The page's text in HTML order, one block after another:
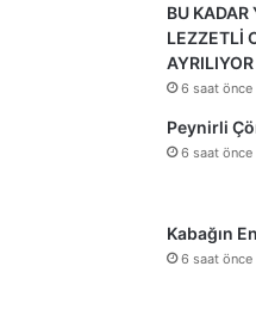
BU KADAR
LEZZETLİ
6 saat önce
Peynirli
6 saat önce
Kabağın
6 saat önce